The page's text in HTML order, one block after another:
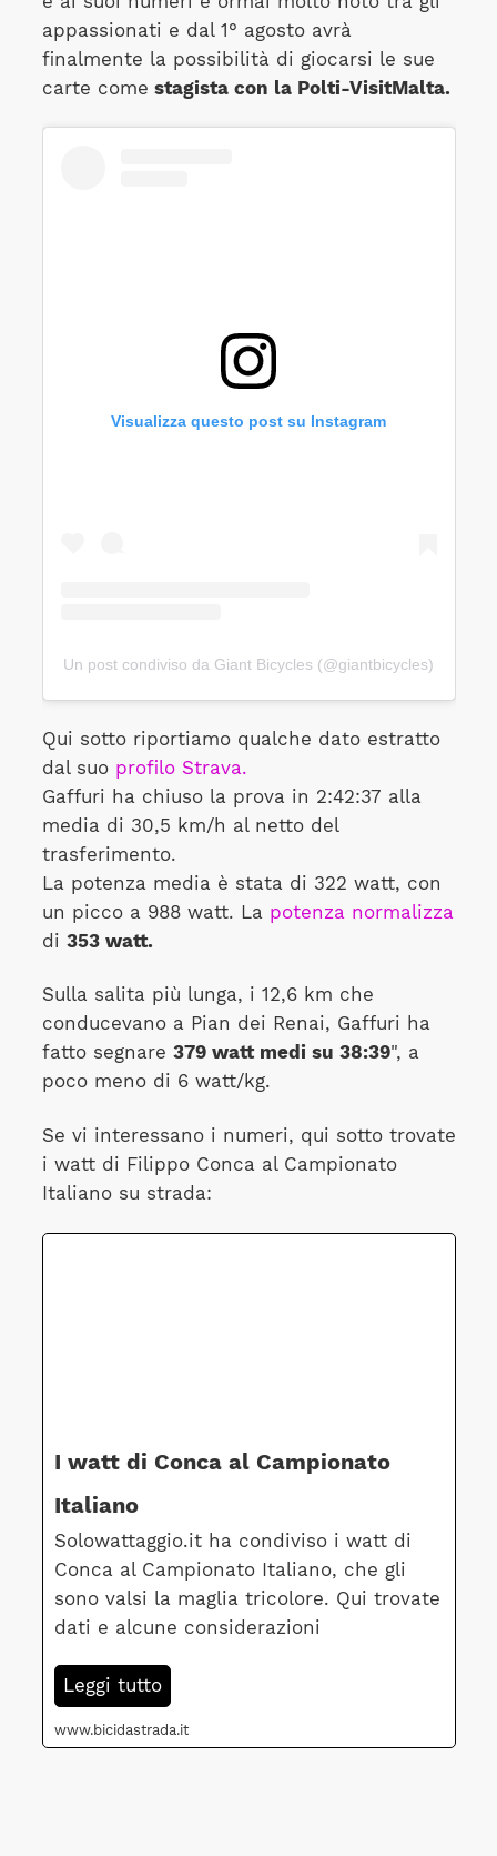
appassionati e dal 1° agosto avrà
finalmente la possibilità di giocarsi le sue
carte come stagista con la Polti-VisitMalta.
Visualizza questo post su Instagram
Un post condiviso da Giant Bicycles (@giantbicycles)
Qui sotto riportiamo qualche dato estratto
dal suo profilo Strava.
Gaffuri ha chiuso la prova in 2:42:37 alla
media di 30,5 km/h al netto del
trasferimento.
La potenza media è stata di 322 watt, con
un picco a 988 watt. La potenza normalizza
di 353 watt.
Sulla salita più lunga, i 12,6 km che
conducevano a Pian dei Renai, Gaffuri ha
fatto segnare 379 watt medi su 38:39", a
poco meno di 6 watt/kg.
Se vi interessano i numeri, qui sotto trovate
i watt di Filippo Conca al Campionato
Italiano su strada:
I watt di Conca al Campionato
Italiano
Solowattaggio.it ha condiviso i watt di
Conca al Campionato Italiano, che gli
sono valsi la maglia tricolore. Qui trovate
dati e alcune considerazioni
Leggi tutto
www.bicidastrada.it